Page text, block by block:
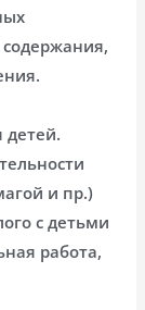
детей.
и пр.)
с детьми
работа,